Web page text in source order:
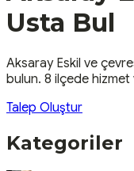
Usta Bul
Aksaray Eskil ve
bulun. 8 ilçede hizmet
Talep Oluştur
Kategoriler